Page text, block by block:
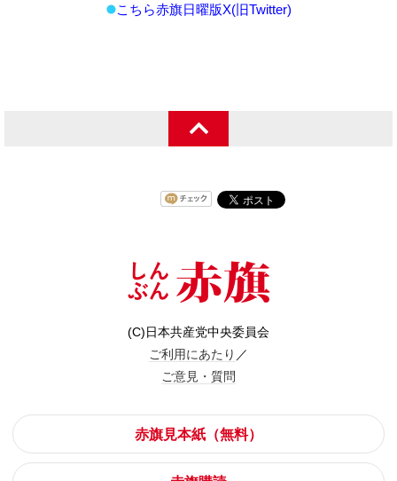
こちら赤旗日曜版X(旧Twitter)
(C)日本共産党中央委員会
ご利用にあたり ／
ご意見・質問
赤旗見本紙（無料）